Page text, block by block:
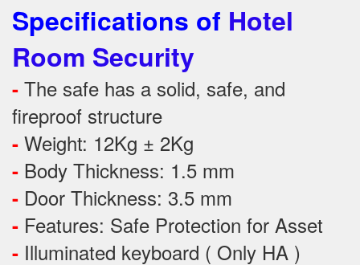
Specifications of Hotel
Room Security
- The safe has a solid, safe, and
fireproof structure
- Weight: 12Kg ± 2Kg
- Body Thickness: 1.5 mm
- Door Thickness: 3.5 mm
- Features: Safe Protection for Asset
- Illuminated keyboard ( Only HA )